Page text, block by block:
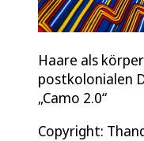
Haare als
postkolonialen
„Camo 2.0“
Copyright: